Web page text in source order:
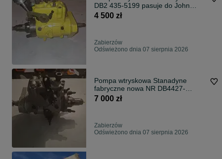
DB2 435-5199 pasuje do John
Deere 4039DF
4 500 zł
Zabierzów
Odświeżono dnia 07 sierpnia 2026
Pompa wtryskowa Stanadyne
fabryczne nowa NR DB4427-
5218pasuje do CAT 428B/D Sisu
7 000 zł
Zabierzów
Odświeżono dnia 07 sierpnia 2026